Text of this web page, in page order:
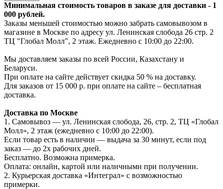
Минимальная стоимость товаров в заказе для доставки - 1
000 рублей.
Заказы меньшей стоимостью можно забрать самовывозом в
магазине в Москве по адресу ул. Ленинская слобода 26 стр. 2
ТЦ "Глобал Молл", 2 этаж. Ежедневно с 10:00 до 22:00.
Мы доставляем заказы по всей России, Казахстану и
Беларуси.
При оплате на сайте действует скидка 50 % на доставку.
Для заказов от 15 000 р. при оплате на сайте – бесплатная
доставка.
Доставка по Москве
1. Самовывоз — ул. Ленинская слобода, 26, стр. 2, ТЦ «Глобал
Молл», 2 этаж (ежедневно с 10:00 до 22:00).
Если товар есть в наличии — выдача за 30 минут, если под
заказ — до 2х рабочих дней.
Бесплатно. Возможна примерка.
Оплата: онлайн, картой или наличными при получении.
2. Курьерская доставка «Интеграл» с возможностью
примерки.